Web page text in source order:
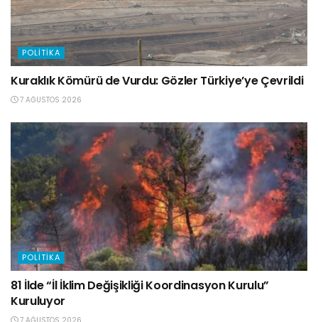
POLITIKA
Kuraklık Kömürü de Vurdu: Gözler Türkiye’ye Çevrildi
7 AĞUSTOS 2026
POLITIKA
81 İlde “İl İklim Değişikliği Koordinasyon Kurulu”
Kuruluyor